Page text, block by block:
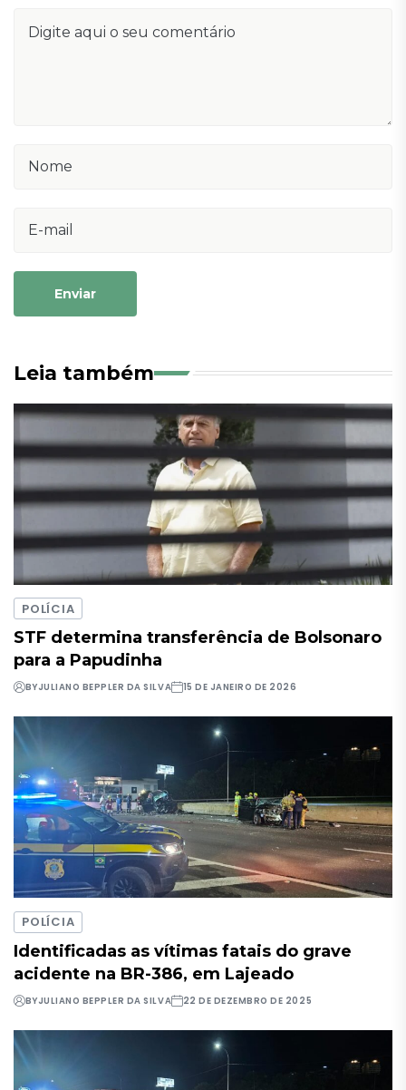
Enviar
Leia também
POLÍCIA
STF determina transferência de Bolsonaro
para a Papudinha
BYJULIANO BEPPLER DA SILVA 15 DE JANEIRO DE 2026
POLÍCIA
Identificadas as vítimas fatais do grave
acidente na BR-386, em Lajeado
BYJULIANO BEPPLER DA SILVA 22 DE DEZEMBRO DE 2025